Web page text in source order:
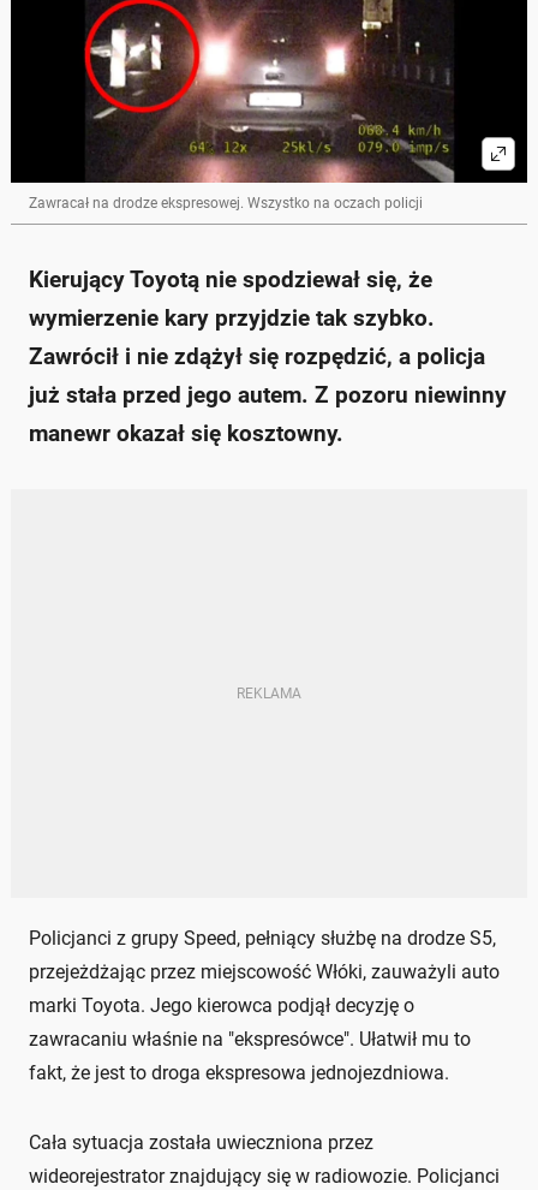
Zawracał na drodze ekspresowej. Wszystko na oczach policji
Kierujący Toyotą nie spodziewał się, że
wymierzenie kary przyjdzie tak szybko.
Zawrócił i nie zdążył się rozpędzić, a policja
już stała przed jego autem. Z pozoru niewinny
manewr okazał się kosztowny.
Policjanci z grupy Speed, pełniący służbę na drodze S5,
przejeżdżając przez miejscowość Włóki, zauważyli auto
marki Toyota. Jego kierowca podjął decyzję o
zawracaniu właśnie na "ekspresówce". Ułatwił mu to
fakt, że jest to droga ekspresowa jednojezdniowa.
Cała sytuacja została uwieczniona przez
wideorejestrator znajdujący się w radiowozie. Policjanci